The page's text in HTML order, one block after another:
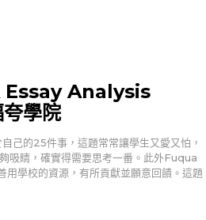
Analysis
學院
己的25件事，這題常常讓學生又愛又怕，
吸睛，確實得需要思考一番。此外Fuqua
學校的資源，有所貢獻並願意回饋。這題